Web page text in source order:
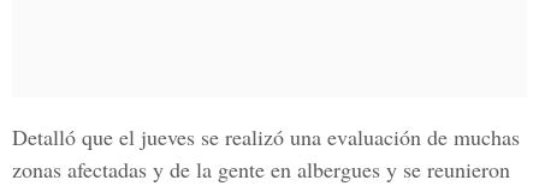
Detalló que el jueves se realizó una evaluación de muchas
zonas afectadas y de la gente en albergues y se reunieron